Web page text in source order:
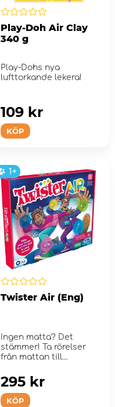
Play-Doh Air Clay
340 g
Play-Dohs nya
lufttorkande lekera!
KÖP
109 kr
1+
Twister Air (Eng)
Ingen matta? Det
stämmer! Ta rörelser
från mattan till
KÖP
295 kr